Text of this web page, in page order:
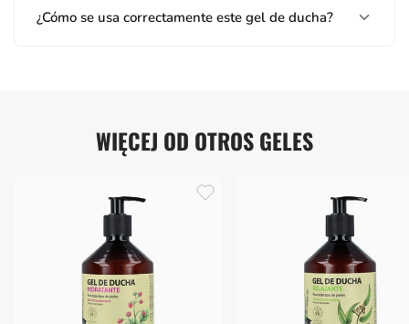
¿Cómo se usa correctamente este gel de ducha?
WIĘCEJ OD OTROS GELES